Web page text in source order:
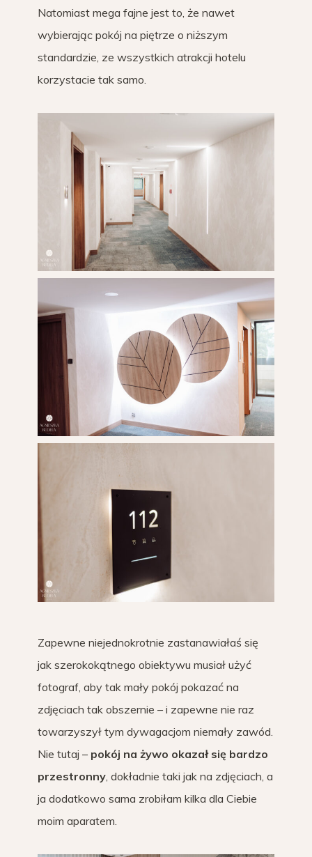
Natomiast mega fajne jest to, że nawet
wybierając pokój na piętrze o niższym
standardzie, ze wszystkich atrakcji hotelu
korzystacie tak samo.
Zapewne niejednokrotnie zastanawiałaś się
jak szerokokątnego obiektywu musiał użyć
fotograf, aby tak mały pokój pokazać na
zdjęciach tak obszernie – i zapewne nie raz
towarzyszył tym dywagacjom niemały zawód.
Nie tutaj – pokój na żywo okazał się bardzo
przestronny , dokładnie taki jak na zdjęciach, a
ja dodatkowo sama zrobiłam kilka dla Ciebie
moim aparatem.